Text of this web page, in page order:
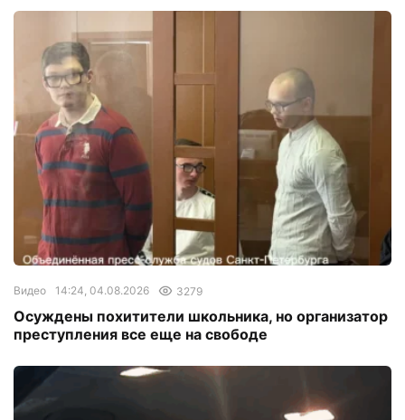
Видео 14:24, 04.08.2026 3279
Осуждены похитители школьника, но организатор
преступления все еще на свободе